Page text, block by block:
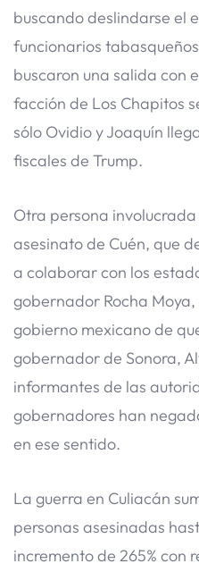
buscando deslindarse el
funcionarios
buscaron una salida con
facción de Los Chapitos
sólo Ovidio y Joaquín
fiscales de Trump.
Otra persona
asesinato de Cuén, que
a colaborar con los
gobernador Rocha
gobierno mexicano de
gobernador de Sonora,
informantes de las
gobernadores han
en ese sentido.
La guerra en Culiacán
personas asesinadas
incremento de 265% con